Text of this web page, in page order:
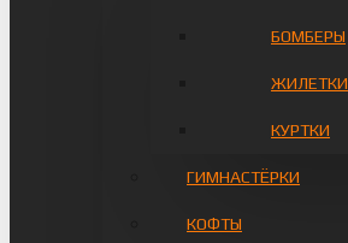
БОМБЕРЫ
ЖИЛЕТКИ
КУРТКИ
ГИМНАСТЁРКИ
КОФТЫ